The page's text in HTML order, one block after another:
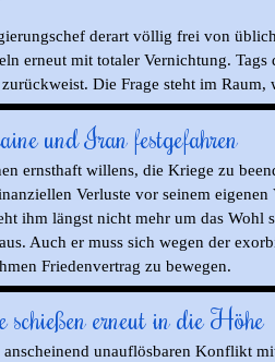
derartvöllig frei von
erneut mit totaler Vernichtung.
Die Frage steht im
und Iran festgefahren
ernsthaft willens, die Kriege zu
Verluste vor seinem
ihm längst nicht mehr um das
Auch er muss sich wegen der
Friedenvertrag zu bewegen.
erneut in die Höhe
unauflösbaren Konflikt